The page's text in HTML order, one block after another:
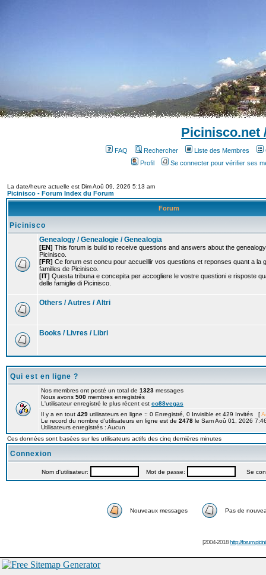
Picinisco.net
FAQ Rechercher Liste des Membres
Profil
Se connecter pour vérifier ses
La date/heure actuelle est Dim Aoû 09, 2026 5:13 am
Picinisco - Forum Index du Forum
Forum
Picinisco
Genealogy / Genealogie / Genealogia
[EN] This forum is build to receive questions and answers about the
Picinisco.
[FR] Ce forum est concu pour accueillir vos questions et reponses quant a la
familles de Picinisco.
[IT] Questa tribuna e concepita per accogliere le vostre questioni e risposte
delle famiglie di Picinisco.
Others / Autres / Altri
Books / Livres / Libri
Qui est en ligne ?
Nos membres ont posté un total de 1323 messages
Nous avons 500 membres enregistrés
L'utilisateur enregistré le plus récent est co88vegas
Il y a en tout 429 utilisateurs en ligne :: 0 Enregistré, 0 Invisible et 429 Invités [
Le record du nombre d'utilisateurs en ligne est de 2478 le Sam Aoû 01, 2026
Utilisateurs enregistrés : Aucun
Ces données sont basées sur les utilisateurs actifs des cinq dernières minutes
Connexion
Nom d'utilisateur: Mot de passe: Se
Nouveaux messages Pas de
[2004-2018http://